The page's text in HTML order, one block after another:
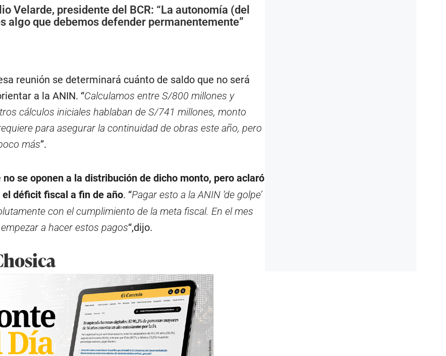
Velarde, presidente del BCR: “La autonomía (del
algo que debemos defender permanentemente”
reunión se determinará cuánto de saldo que no será
a la ANIN. “Calculamos entre S/800 millones y
cálculos iniciales hablaban de S/741 millones, monto
para asegurar la continuidad de obras este año, pero
más”.
no se oponen a la distribución de dicho monto, pero aclaró
déficit fiscal a fin de año. “Pagar esto a la ANIN ‘de golpe’
con el cumplimiento de la meta fiscal. En el mes
a hacer estos pagos“,dijo.